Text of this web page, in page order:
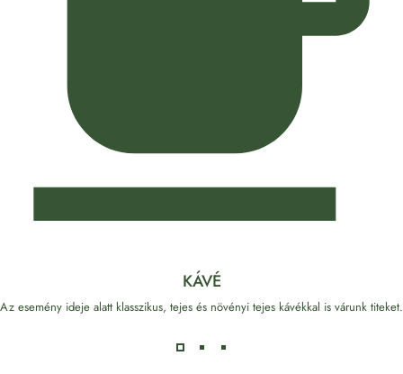
KÁVÉ
Az esemény ideje alatt klasszikus, tejes és növényi tejes kávékkal is várunk titeket.